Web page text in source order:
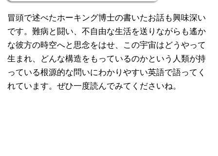
冒頭で述べたホーキング博士の書いたお話も興味深い
です。難病と闘い、不自由な生活を送りながらも遙か
な彼方の時空へと思念をはせ、この宇宙はどうやって
生まれ、どんな構造をもっているのかという人類が持
っている根源的な問いにわかりやすい英語で語ってく
れています。ぜひ一度読んでみてくださいね。